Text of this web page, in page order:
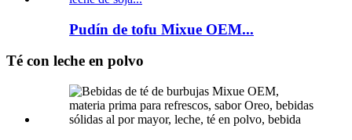
Pudín de tofu Mixue OEM...
Té con leche en polvo